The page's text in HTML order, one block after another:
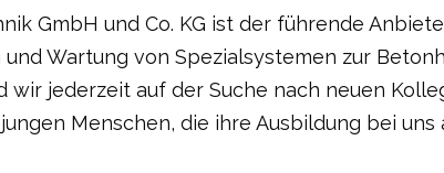
GmbH und Co. KG ist der führende
Wartung von Spezialsystemen zur
wir jederzeit auf der Suche nach neuen
Menschen, die ihre Ausbildung bei uns